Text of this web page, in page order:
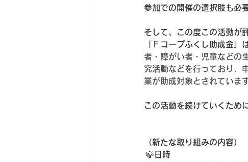
参加での開催の選択肢も必
そして、この度この活動が
「Ｆコープふくし助成金」は
者・障がい者・児童などの
究活動などを行っており、
業が助成対象とされています
この活動を続けていくため
（新たな取り組みの内容）
🍃日時